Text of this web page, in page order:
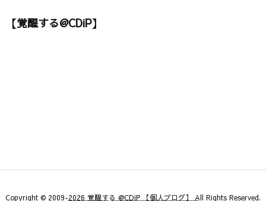
【覚醒する@CDiP】
Copyright © 2009-2026 覚醒する @CDiP 【個人ブログ】 All Rights Reserved.